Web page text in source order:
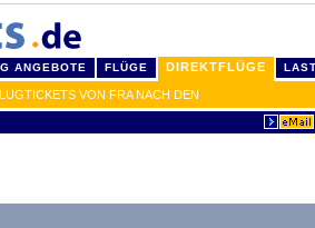
ANGEBOTE FLÜGE DIREKTFLÜGE
VON FRA NACH DEN